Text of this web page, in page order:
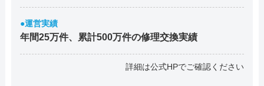
●運営実績
年間25万件、累計500万件の修理交換実績
詳細は公式HPでご確認ください